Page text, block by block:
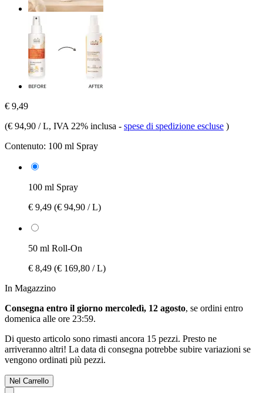
€ 9,49
(€ 94,90 / L, IVA 22% inclusa - spese di spedizione escluse )
Contenuto: 100 ml Spray
100 ml Spray
€ 9,49 (€ 94,90 / L)
50 ml Roll-On
€ 8,49 (€ 169,80 / L)
In Magazzino
Consegna entro il giorno mercoledì, 12 agosto, se ordini entro
domenica alle ore 23:59.
Di questo articolo sono rimasti ancora 15 pezzi. Presto ne
arriveranno altri! La data di consegna potrebbe subire variazioni se
vengono ordinati più pezzi.
Nel Carrello